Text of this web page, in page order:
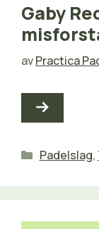
Gaby
avPractica
Kategorier
Padelslag,